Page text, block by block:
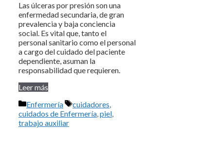
Las úlceras por presión son una
enfermedad secundaria, de gran
prevalencia y baja conciencia
social. Es vital que, tanto el
personal sanitario como el personal
a cargo del cuidado del paciente
dependiente, asuman la
responsabilidad que requieren.
Leer más
Categorías
Enfermería Etiquetas
cuidadores,
cuidados de Enfermería,piel,
trabajo auxiliar